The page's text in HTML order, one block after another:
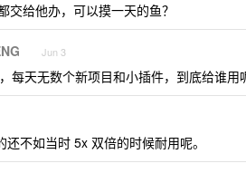
交给他办，可以摸一天的鱼？
Jun 3
每天无数个新项目和小插件，到底给谁用
还不如当时 5x 双倍的时候耐用呢。